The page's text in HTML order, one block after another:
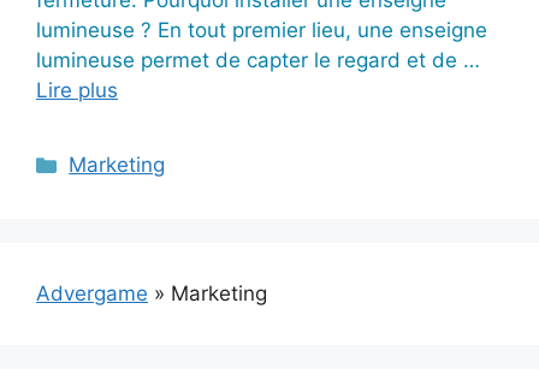
lumineuse ? En tout premier lieu, une enseigne
lumineuse permet de capter le regard et de …
Lire plus
Catégories
Marketing
Advergame » Marketing